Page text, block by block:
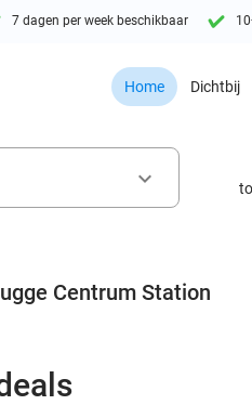
7 dagen per week beschikbaar
Home Dichtbij
keyboard_arrow_down
Centrum Station